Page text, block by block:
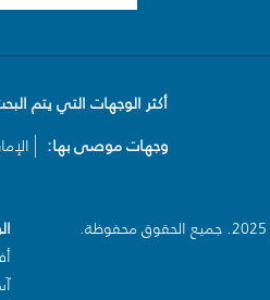
أكثر الوجهات التي يتم
وجهات موصى بها: